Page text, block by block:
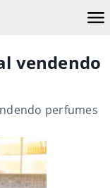
vendendo
perfumes